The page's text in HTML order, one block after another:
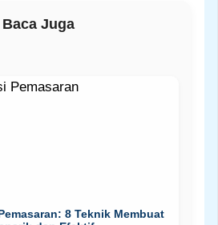
Baca Juga
8 Teknik Membuat